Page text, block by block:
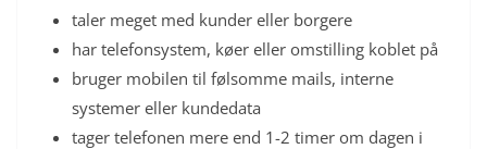
taler meget med kunder eller borgere
har telefonsystem, køer eller omstilling koblet på
bruger mobilen til følsomme mails, interne
systemer eller kundedata
tager telefonen mere end 1-2 timer om dagen i